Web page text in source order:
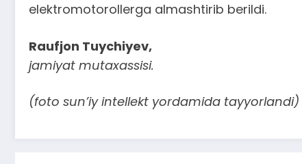
elektromotorollerga almashtirib berildi.
Raufjon Tuychiyev,
jamiyat mutaxassisi.
(foto sun’iy intellekt yordamida tayyorlandi)